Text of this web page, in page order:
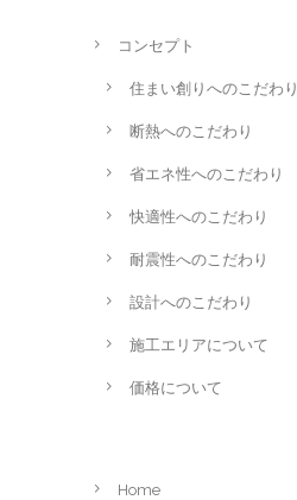
コンセプト
住まい創りへのこだわり
断熱へのこだわり
省エネ性へのこだわり
快適性へのこだわり
耐震性へのこだわり
設計へのこだわり
施工エリアについて
価格について
Home